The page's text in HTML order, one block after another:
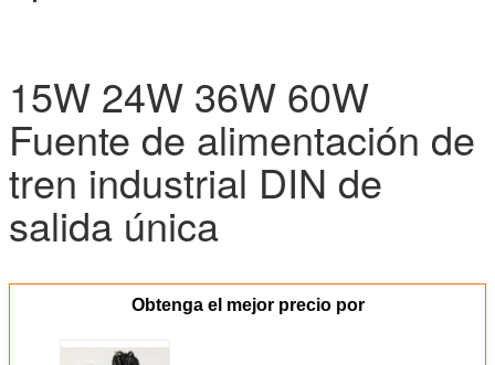
15W 24W 36W 60W
Fuente de alimentación de
tren industrial DIN de
salida única
Obtenga el mejor precio por